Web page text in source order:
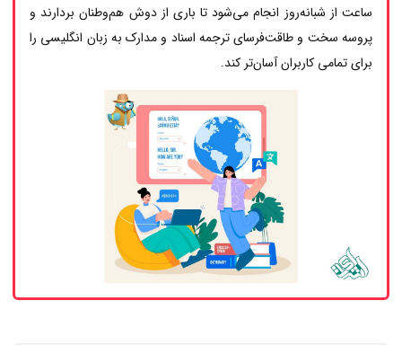
ساعت از شبانه‌روز انجام می‌شود تا باری از دوش هم‌وطنان بردارند و
پروسه سخت و طاقت‌فرسای ترجمه اسناد و مدارک به زبان انگلیسی را
برای تمامی کاربران آسان‌تر کند.